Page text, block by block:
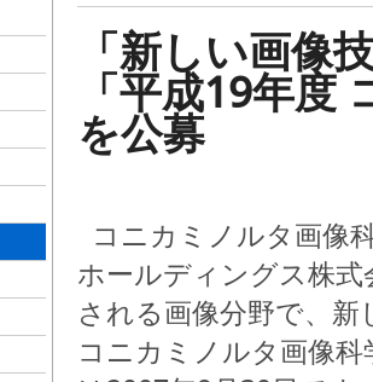
「新しい画像
「平成19年度
を公募
コニカミノルタ画像
ホールディングス株
される画像分野で、
コニカミノルタ画像